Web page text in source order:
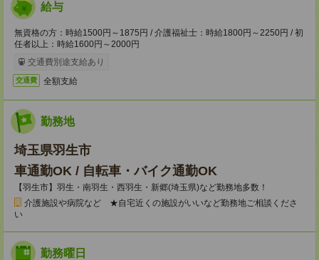
給与
無資格の方：時給1500円～1875円 / 介護福祉士：時給1800円～2250円 / 初
任者以上：時給1600円～2000円
交通費別途支給あり
交通費 全額支給
勤務地
埼玉県羽生市
車通勤OK / 自転車・バイク通勤OK
【羽生市】羽生・南羽生・西羽生・新郷(埼玉県)など勤務地多数！
介護施設や病院など ★自宅近くの施設がいいなど勤務地ご相談くださ
い
勤務曜日